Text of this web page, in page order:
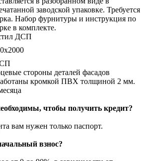
заводской упаковке. Требуется
Набор фурнитуры и инструкция по
в комплекте.
ДСП
стороны деталей фасадов
кромкой ПВХ толщиной 2 мм.
чтобы получить кредит?
вам нужен только паспорт.
взнос?